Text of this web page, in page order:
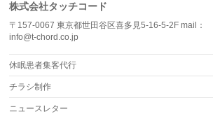
株式会社タッチコード
〒157-0067 東京都世田谷区喜多見5-16-5-2F mail：
info@t-chord.co.jp
休眠患者集客代行
チラシ制作
ニュースレター